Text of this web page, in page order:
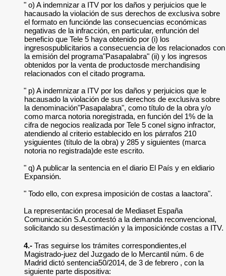
" o) A indemnizar a ITV por los daños y perjuicios que le
hacausado la violación de sus derechos de exclusiva sobre
el formato en funciónde las consecuencias económicas
negativas de la infracción, en particular, enfunción del
beneficio que Tele 5 haya obtenido por (i) los
ingresospublicitarios a consecuencia de los relacionados con
la emisión del programa"Pasapalabra" (ii) y los ingresos
obtenidos por la venta de productosde merchandising
relacionados con el citado programa.
" p) A indemnizar a ITV por los daños y perjuicios que le
hacausado la violación de sus derechos de exclusiva sobre
la denominación"Pasapalabra", como título de la obra y/o
como marca notoria noregistrada, en función del 1% de la
cifra de negocios realizada por Tele 5 conel signo infractor,
atendiendo al criterio establecido en los párrafos 210
ysiguientes (título de la obra) y 285 y siguientes (marca
notoria no registrada)de este escrito.
" q) A publicar la sentencia en el diario El País y en eldiario
Expansión.
" Todo ello, con expresa imposición de costas a laactora".
La representación procesal de Mediaset España
Comunicación S.A.contestó a la demanda reconvencional,
solicitando su desestimación y la imposiciónde costas a ITV.
4.- Tras seguirse los trámites correspondientes,el
Magistrado-juez del Juzgado de lo Mercantil núm. 6 de
Madrid dictó sentencia50/2014, de 3 de febrero , con la
siguiente parte dispositiva: